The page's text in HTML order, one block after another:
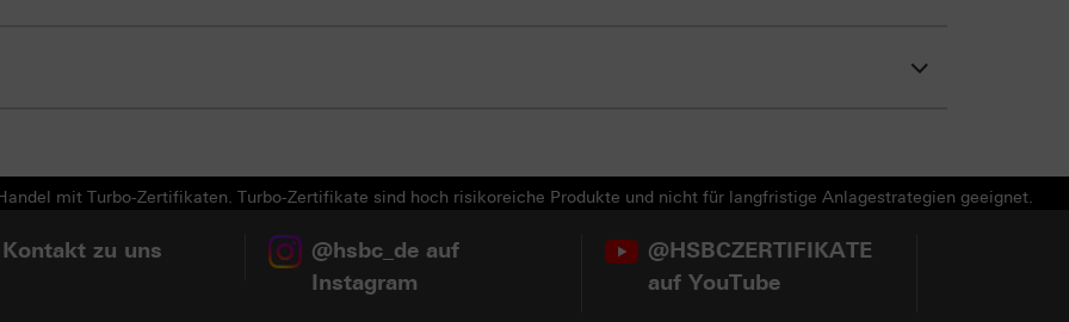
mit Turbo-Zertifikaten. Turbo-Zertifikate sind hoch risikoreiche Produkte und nicht für langfristige Anlagestrategien geeignet.
zu uns
@hsbc_de auf
Instagram
@HSBCZERTIFIKATE
auf YouTube